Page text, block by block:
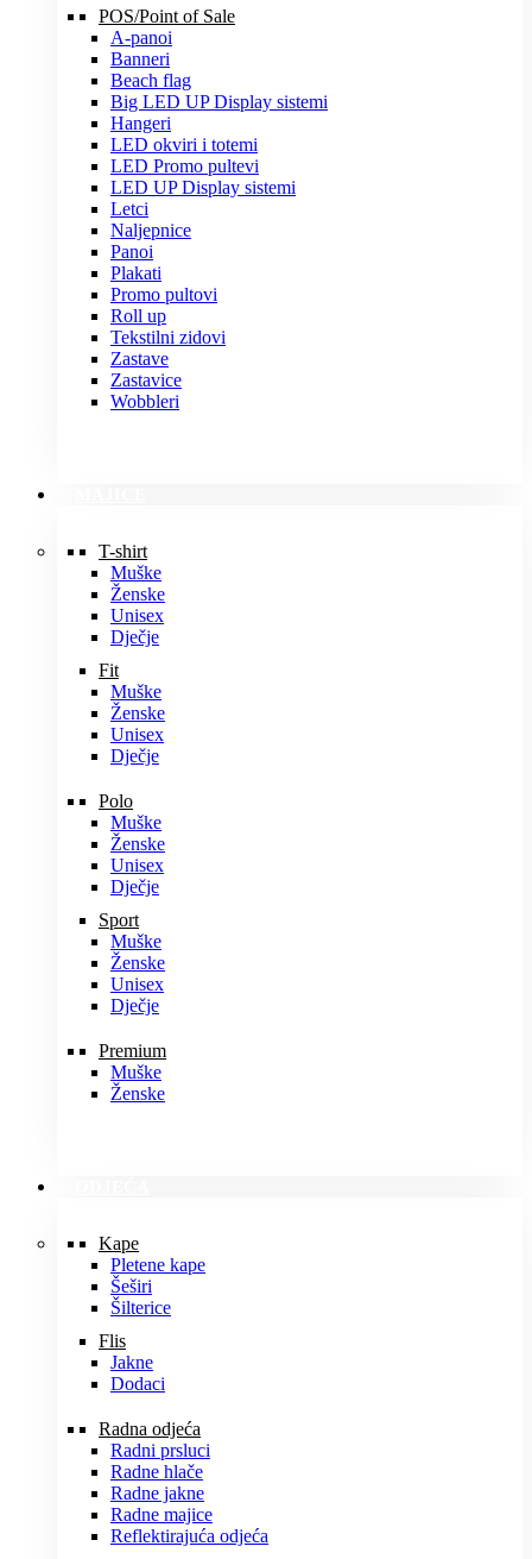
POS/Point of Sale
A-panoi
Banneri
Beach flag
Big LED UP Display sistemi
Hangeri
LED okviri i totemi
LED Promo pultevi
LED UP Display sistemi
Letci
Naljepnice
Panoi
Plakati
Promo pultovi
Roll up
Tekstilni zidovi
Zastave
Zastavice
Wobbleri
T-shirt
Muške
Ženske
Unisex
Dječje
Fit
Muške
Ženske
Unisex
Dječje
Polo
Muške
Ženske
Unisex
Dječje
Sport
Muške
Ženske
Unisex
Dječje
Premium
Muške
Ženske
Kape
Pletene kape
Šeširi
Šilterice
Flis
Jakne
Dodaci
Radna odjeća
Radni prsluci
Radne hlače
Radne jakne
Radne majice
Reflektirajuća odjeća